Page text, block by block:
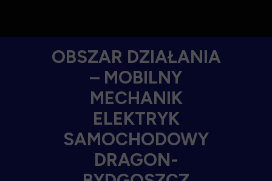
OBSZAR DZIAŁANIA
– MOBILNY
MECHANIK
ELEKTRYK
SAMOCHODOWY
DRAGON-